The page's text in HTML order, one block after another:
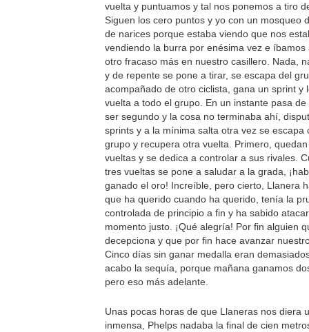
vuelta y puntuamos y tal nos ponemos a tiro
Siguen los cero puntos y yo con un mosqueo
de narices porque estaba viendo que nos
vendiendo la burra por enésima vez e íbamos
otro fracaso más en nuestro casillero. Nada,
y de repente se pone a tirar, se escapa del
acompañado de otro ciclista, gana un sprint y
vuelta a todo el grupo. En un instante pasa
ser segundo y la cosa no terminaba ahí,
sprints y a la mínima salta otra vez se escapa
grupo y recupera otra vuelta. Primero,
vueltas y se dedica a controlar a sus rivales.
tres vueltas se pone a saludar a la grada,
ganado el oro! Increíble, pero cierto, Llanera
que ha querido cuando ha querido, tenía la
controlada de principio a fin y ha sabido
momento justo. ¡Qué alegría! Por fin alguien
decepciona y que por fin hace avanzar
Cinco días sin ganar medalla eran
acabo la sequía, porque mañana ganamos
pero eso más adelante.
Unas pocas horas de que Llaneras nos diera
inmensa, Phelps nadaba la final de cien